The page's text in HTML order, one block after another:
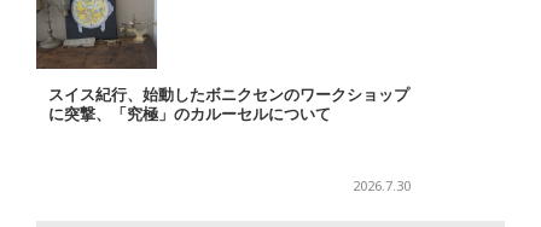
スイス紀行、始動したボニクセンのワークショップ
に突撃、「究極」のカルーセルについて
2026.7.30